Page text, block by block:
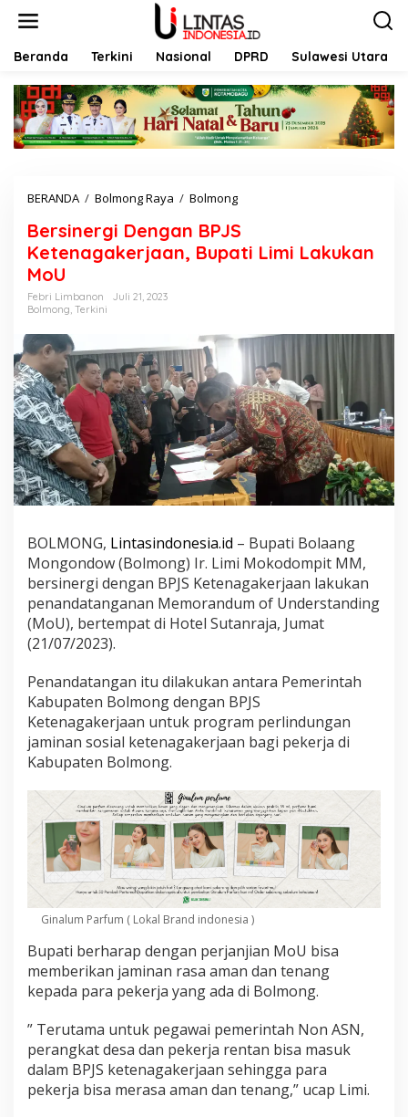
Beranda Terkini Nasional DPRD Sulawesi Utara
BERANDA / Bolmong Raya / Bolmong
r
s
i
i
e
n
g
a
n
B
P
J
S
e
t
n
a
g
r
j
a
a
B
u
p
a
t
i
L
m
L
a
k
a
n
M
o
Bersinergi Dengan BPJS
Ketenagakerjaan, Bupati Limi Lakukan
MoU
Febri Limbanon
Juli 21, 2023
Bolmong Terkini
BOLMONG, Lintasindonesia.id – Bupati Bolaang
Mongondow (Bolmong) Ir. Limi Mokodompit MM,
bersinergi dengan BPJS Ketenagakerjaan lakukan
penandatanganan Memorandum of Understanding
(MoU), bertempat di Hotel Sutanraja, Jumat
(21/07/2023).
Penandatangan itu dilakukan antara Pemerintah
Kabupaten Bolmong dengan BPJS
Ketenagakerjaan untuk program perlindungan
jaminan sosial ketenagakerjaan bagi pekerja di
Kabupaten Bolmong.
Ginalum Parfum ( Lokal Brand indonesia )
Bupati berharap dengan perjanjian MoU bisa
memberikan jaminan rasa aman dan tenang
kepada para pekerja yang ada di Bolmong.
” Terutama untuk pegawai pemerintah Non ASN,
perangkat desa dan pekerja rentan bisa masuk
dalam BPJS ketenagakerjaan sehingga para
pekerja bisa merasa aman dan tenang,” ucap Limi.